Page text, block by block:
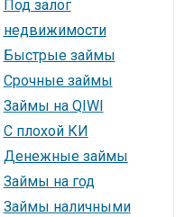
Под залог
недвижимости
Быстрые займы
Срочные займы
Займы на QIWI
С плохой КИ
Денежные займы
Займы на год
Займы наличными